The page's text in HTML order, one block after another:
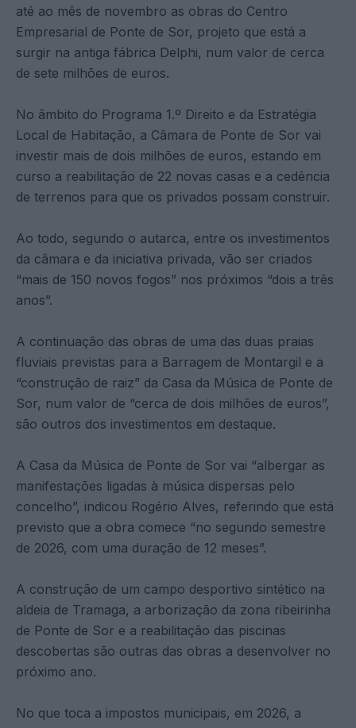
até ao mês de novembro as obras do Centro
Empresarial de Ponte de Sor, projeto que está a
surgir na antiga fábrica Delphi, num valor de cerca
de sete milhões de euros.
No âmbito do Programa 1.º Direito e da Estratégia
Local de Habitação, a Câmara de Ponte de Sor vai
investir mais de dois milhões de euros, estando em
curso a reabilitação de 22 novas casas e a cedência
de terrenos para que os privados possam construir.
Ao todo, segundo o autarca, entre os investimentos
da câmara e da iniciativa privada, vão ser criados
“mais de 150 novos fogos” nos próximos “dois a três
anos”.
A continuação das obras de uma das duas praias
fluviais previstas para a Barragem de Montargil e a
“construção de raiz” da Casa da Música de Ponte de
Sor, num valor de “cerca de dois milhões de euros”,
são outros dos investimentos em destaque.
A Casa da Música de Ponte de Sor vai “albergar as
manifestações ligadas à música dispersas pelo
concelho”, indicou Rogério Alves, referindo que está
previsto que a obra comece “no segundo semestre
de 2026, com uma duração de 12 meses”.
A construção de um campo desportivo sintético na
aldeia de Tramaga, a arborização da zona ribeirinha
de Ponte de Sor e a reabilitação das piscinas
descobertas são outras das obras a desenvolver no
próximo ano.
No que toca a impostos municipais, em 2026, a